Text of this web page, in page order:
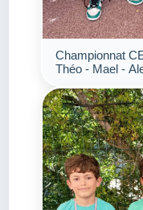
Championnat
Théo - Mael -